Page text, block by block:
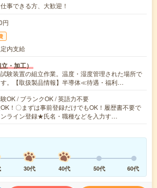
事できる方、大歓迎！
円
内支給
・加工）
験装置の組立作業。温度・湿度管理された場所で
。【取扱製品情報】半導体≪待遇・福利…
OK / ブランクOK / 英語力不要
！〇まずは事前登録だけでもOK！履歴書不要で
ライン登録★氏名・職種などを入力す…
30代 40代 50代 60代